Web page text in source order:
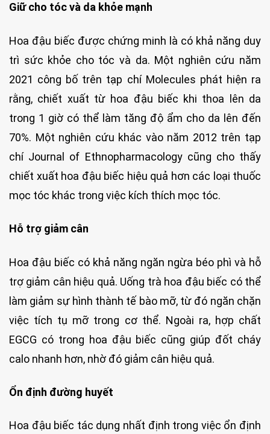
Giữ cho tóc và da khỏe mạnh
Hoa đậu biếc được chứng minh là có khả năng duy
trì sức khỏe cho tóc và da. Một nghiên cứu năm
2021 công bố trên tạp chí Molecules phát hiện ra
rằng, chiết xuất từ hoa đậu biếc khi thoa lên da
trong 1 giờ có thể làm tăng độ ẩm cho da lên đến
70%. Một nghiên cứu khác vào năm 2012 trên tạp
chí Journal of Ethnopharmacology cũng cho thấy
chiết xuất hoa đậu biếc hiệu quả hơn các loại thuốc
mọc tóc khác trong việc kích thích mọc tóc.
Hỗ trợ giảm cân
Hoa đậu biếc có khả năng ngăn ngừa béo phì và hỗ
trợ giảm cân hiệu quả. Uống trà hoa đậu biếc có thể
làm giảm sự hình thành tế bào mỡ, từ đó ngăn chặn
việc tích tụ mỡ trong cơ thể. Ngoài ra, hợp chất
EGCG có trong hoa đậu biếc cũng giúp đốt cháy
calo nhanh hơn, nhờ đó giảm cân hiệu quả.
Ổn định đường huyết
Hoa đậu biếc tác dụng nhất định trong việc ổn định